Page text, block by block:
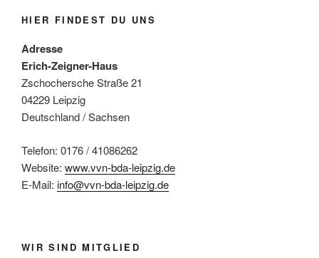
HIER FINDEST DU UNS
Adresse
Erich-Zeigner-Haus
Zschochersche Straße 21
04229 Leipzig
Deutschland / Sachsen
Telefon: 0176 / 41086262
Website: www.vvn-bda-leipzig.de
E-Mail: info@vvn-bda-leipzig.de
WIR SIND MITGLIED